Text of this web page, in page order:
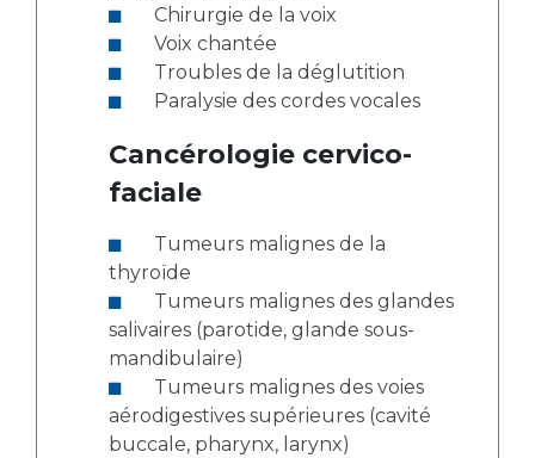
Chirurgie de la voix
Voix chantée
Troubles de la déglutition
Paralysie des cordes vocales
Cancérologie cervico-
faciale
thyroïde
salivaires (parotide, glande sous-
mandibulaire)
aérodigestives supérieures (cavité
buccale, pharynx, larynx)